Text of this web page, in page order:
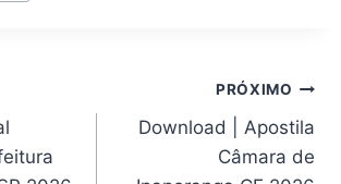
PRÓXIMO
Download | Apostila
Câmara de